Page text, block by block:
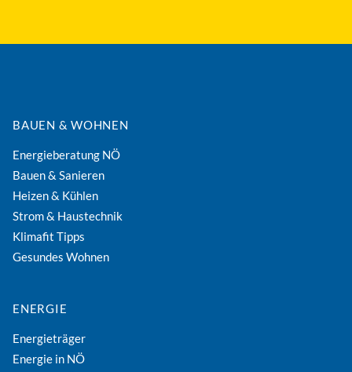
BAUEN & WOHNEN
Energieberatung NÖ
Bauen & Sanieren
Heizen & Kühlen
Strom & Haustechnik
Klimafit Tipps
Gesundes Wohnen
ENERGIE
Energieträger
Energie in NÖ